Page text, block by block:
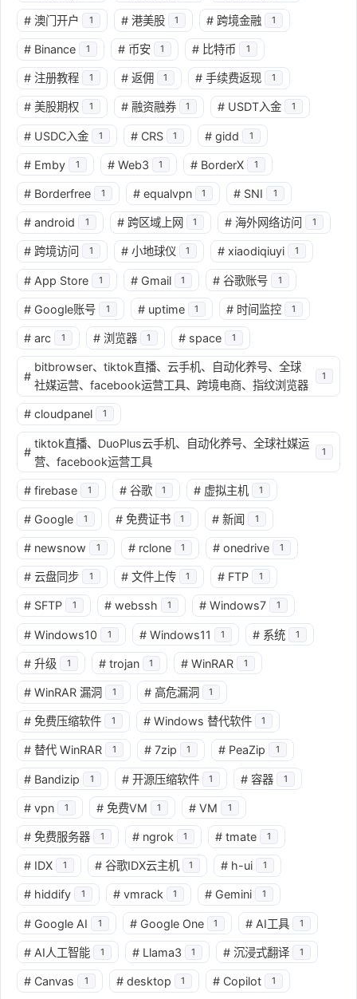
# 澳门开户 1 # 港美股 1 # 跨境金融 1
# Binance 1 # 币安 1 # 比特币 1
# 注册教程 1 # 返佣 1 # 手续费返现 1
# 美股期权 1 # 融资融券 1 # USDT入金 1
# USDC入金 1 # CRS 1 # gidd 1
# Emby 1 # Web3 1 # BorderX 1
# Borderfree 1 # equalvpn 1 # SNI 1
# android 1 # 跨区域上网 1 # 海外网络访问 1
# 跨境访问 1 # 小地球仪 1 # xiaodiqiuyi 1
# App Store 1 # Gmail 1 # 谷歌账号 1
# Google账号 1 # uptime 1 # 时间监控 1
# arc 1 # 浏览器 1 # space 1
#
bitbrowser、tiktok直播、云手机、自动化养号、全球
社媒运营、facebook运营工具、跨境电商、指纹浏览器
1
# cloudpanel 1
#
tiktok直播、DuoPlus云手机、自动化养号、全球社媒运
营、facebook运营工具
1
# firebase 1 # 谷歌 1 # 虚拟主机 1
# Google 1 # 免费证书 1 # 新闻 1
# newsnow 1 # rclone 1 # onedrive 1
# 云盘同步 1 # 文件上传 1 # FTP 1
# SFTP 1 # webssh 1 # Windows7 1
# Windows10 1 # Windows11 1 # 系统 1
# 升级 1 # trojan 1 # WinRAR 1
# WinRAR 漏洞 1 # 高危漏洞 1
# 免费压缩软件 1 # Windows 替代软件 1
# 替代 WinRAR 1 # 7zip 1 # PeaZip 1
# Bandizip 1 # 开源压缩软件 1 # 容器 1
# vpn 1 # 免费VM 1 # VM 1
# 免费服务器 1 # ngrok 1 # tmate 1
# IDX 1 # 谷歌IDX云主机 1 # h-ui 1
# hiddify 1 # vmrack 1 # Gemini 1
# Google AI 1 # Google One 1 # AI工具 1
# AI人工智能 1 # Llama3 1 # 沉浸式翻译 1
# Canvas 1 # desktop 1 # Copilot 1